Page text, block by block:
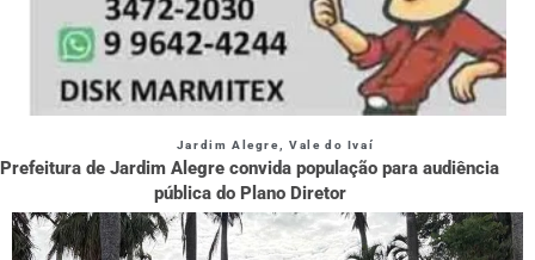
Jardim Alegre Vale do Ivaí
Prefeitura de Jardim Alegre convida população para audiência
pública do Plano Diretor